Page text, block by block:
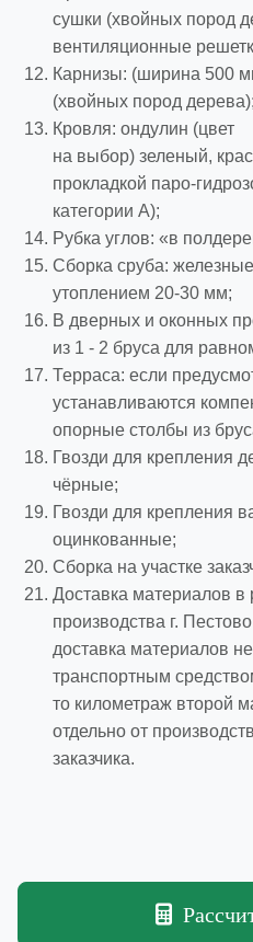
сушки (хвойных пород
вентиляционные
Карнизы: (ширина 500
(хвойных пород дерева);
Кровля: ондулин (цвет
на выбор) зеленый,
прокладкой паро-
категории A);
Рубка углов: «в
Сборка сруба:
утоплением 20-30 мм;
В дверных и оконных
из 1 - 2 бруса для
Терраса: если
устанавливаются
опорные столбы из
Гвозди для крепления
чёрные;
Гвозди для крепления
оцинкованные;
Сборка на участке
Доставка материалов в
производства г.
доставка материалов
транспортным
то километраж второй
отдельно от
заказчика.